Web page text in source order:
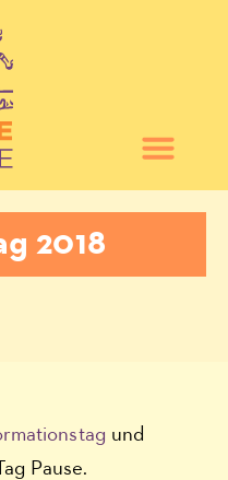
2018
und
Pause.